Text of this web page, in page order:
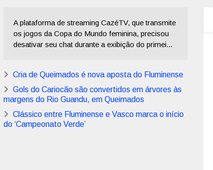
A plataforma de streaming CazéTV, que transmite
os jogos da Copa do Mundo feminina, precisou
desativar seu chat durante a exibição do primei...
Cria de Queimados é nova aposta do Fluminense
Gols do Cariocão são convertidos em árvores às
margens do Rio Guandu, em Queimados
Clássico entre Fluminense e Vasco marca o início
do ‘Campeonato Verde’